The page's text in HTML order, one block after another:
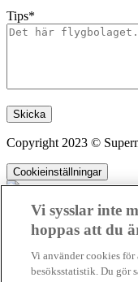
Tips*
Lämna detta fält tomt.
Copyright 2023 ©
Cookieinställningar
ideella redaktion drivit
och granskningar. Nu
Vi sysslar inte
hoppas att du
Vi använder cookies
besöksstatistik. Du gör